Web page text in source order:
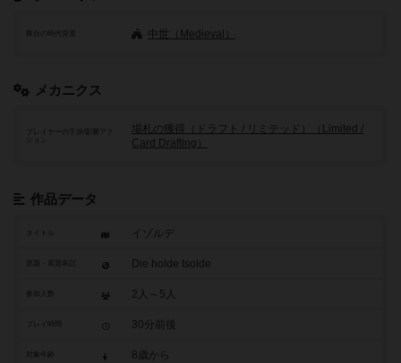
舞台の時代背景 中世（Medieval）
メカニクス
プレイヤーの干渉/影響アク
場札の獲得（ドラフト / リミテッド）（Limited /
Card Drafting）
作品データ
タイトル イゾルデ
Die holde Isolde
参加人数 2人～5人
30分前後
8歳から